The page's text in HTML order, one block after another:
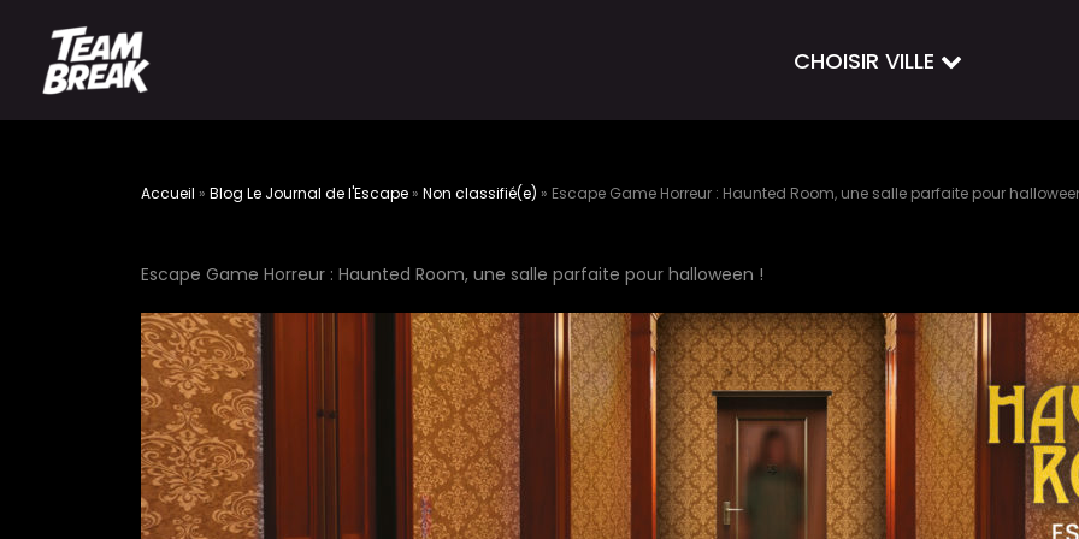
CHOISIR VILLE
Accueil » Blog Le Journal de l'Escape » Non classifié(e) » Escape Game Horreur : Haunted Room, une salle parfaite pour
Escape Game Horreur : Haunted Room, une salle parfaite pour halloween !